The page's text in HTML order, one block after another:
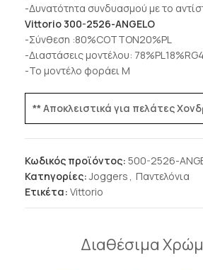
-Δυνατότητα συνδυασμού με το
Vittorio 300-2526-ANGELO
-Σύνθεση :80%COTTON20%PL
-Διαστάσεις μοντέλου:
-Το μοντέλο φοράει M
** Αποκλειστικά για πελάτες
Κωδικός προϊόντος: 500-2526-
Κατηγορίες: Joggers , Παντελόνια
Ετικέτα: Vittorio
Διαθέσιμα